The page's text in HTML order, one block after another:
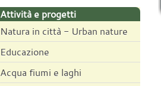
Attività e progetti
Natura in città - Urban nature
Educazione
Acqua fiumi e laghi